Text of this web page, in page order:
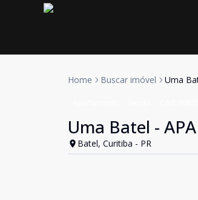
Home Buscar imóvel Uma
Uma Batel -
Batel, Curitiba - PR